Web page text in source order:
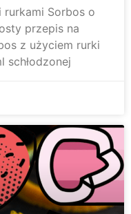
rurkami Sorbos o
przepis na
z użyciem rurki
schłodzonej